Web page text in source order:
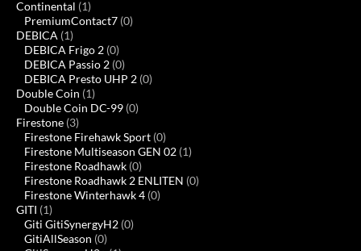
Continental (1)
PremiumContact7 (0)
DEBICA (1)
DEBICA Frigo 2 (0)
DEBICA Passio 2 (0)
DEBICA Presto UHP 2 (0)
Double Coin (1)
Double Coin DC-99 (0)
Firestone (3)
Firestone Firehawk Sport (0)
Firestone Multiseason GEN 02 (1)
Firestone Roadhawk (0)
Firestone Roadhawk 2 ENLITEN (0)
Firestone Winterhawk 4 (0)
GITI (1)
Giti GitiSynergyH2 (0)
GitiAllSeason (0)